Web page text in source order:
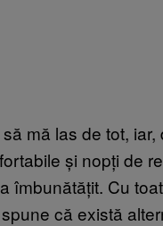
mă las de tot,
și nopți de
îmbunătățit. Cu
că există